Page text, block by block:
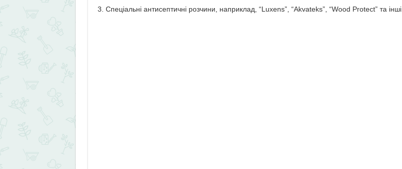
Спеціальні антисептичні розчини, наприклад, “Luxens”, “Akvateks”, “Wood Protect” та інші.